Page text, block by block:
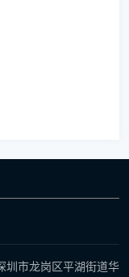
市龙岗区平湖街道华